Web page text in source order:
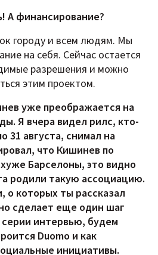
А финансирование?
городу и всем людям. Мы
на себя. Сейчас остается
разрешения и можно
этим проектом.
уже преображается на
Я вчера видел рилс, кто-
31 августа, снимал на
что Кишинев по
Барселоны, это видно
родили такую ассоциацию.
о которых ты рассказал
сделает еще один шаг
интервью, будем
Duomo и как
инициативы.